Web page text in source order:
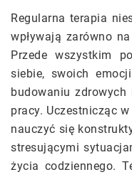
Regularna terapia
wpływają zarówno
Przede wszystkim
siebie, swoich
budowaniu
pracy. Uczestnicząc
nauczyć się
stresującymi
życia codziennego.